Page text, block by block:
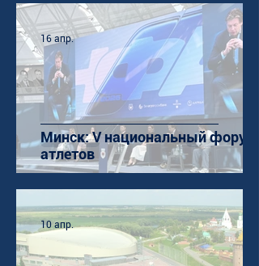
Минск: V национальный форум
атлетов
16 апр.
10 апр.